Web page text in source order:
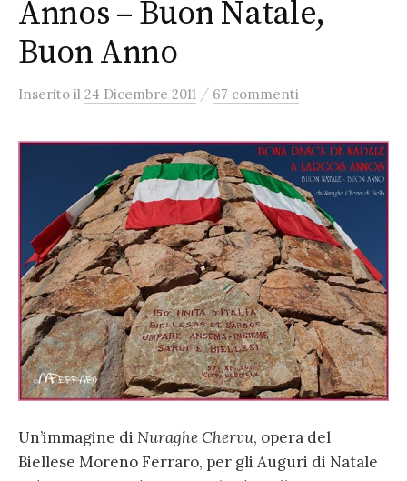
Annos – Buon Natale,
Buon Anno
Inserito il 24 Dicembre 2011 / 67 commenti
Un’immagine di Nuraghe Chervu, opera del
Biellese Moreno Ferraro, per gli Auguri di Natale